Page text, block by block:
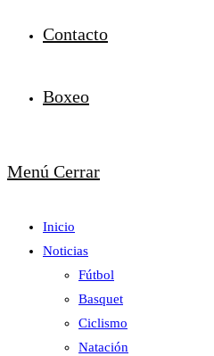
Contacto
Boxeo
Menú Cerrar
Inicio
Noticias
Fútbol
Basquet
Ciclismo
Natación